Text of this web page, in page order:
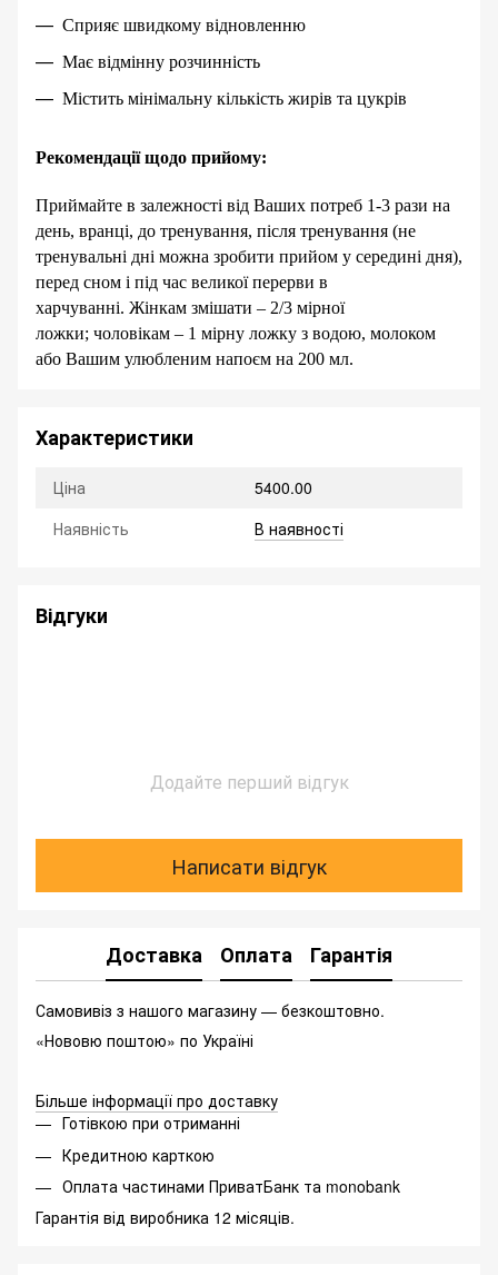
Сприяє швидкому відновленню
Має відмінну розчинність
Містить мінімальну кількість жирів та цукрів
Рекомендації щодо прийому:
Приймайте в залежності від Ваших потреб 1-3 рази на
день, вранці, до тренування, після тренування (не
тренувальні дні можна зробити прийом у середині дня),
перед сном і під час великої перерви в
харчуванні. Жінкам змішати – 2/3 мірної
ложки; чоловікам – 1 мірну ложку з водою, молоком
або Вашим улюбленим напоєм на 200 мл.
Характеристики
Ціна
5400.00
Наявність
В наявності
Відгуки
Додайте перший відгук
Написати відгук
Доставка Оплата Гарантія
Самовивіз з нашого магазину — безкоштовно.
«Нововю поштою» по Україні
Більше інформації про доставку
Готівкою при отриманні
Кредитною карткою
Оплата частинами ПриватБанк та monobank
Гарантія від виробника 12 місяців.